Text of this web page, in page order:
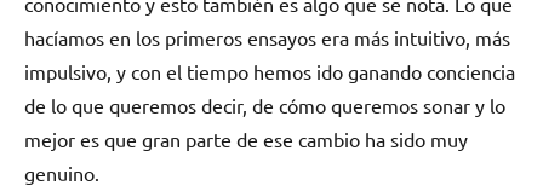
hacíamos en los primeros ensayos era más intuitivo, más
impulsivo, y con el tiempo hemos ido ganando conciencia
de lo que queremos decir, de cómo queremos sonar y lo
mejor es que gran parte de ese cambio ha sido muy
genuino.